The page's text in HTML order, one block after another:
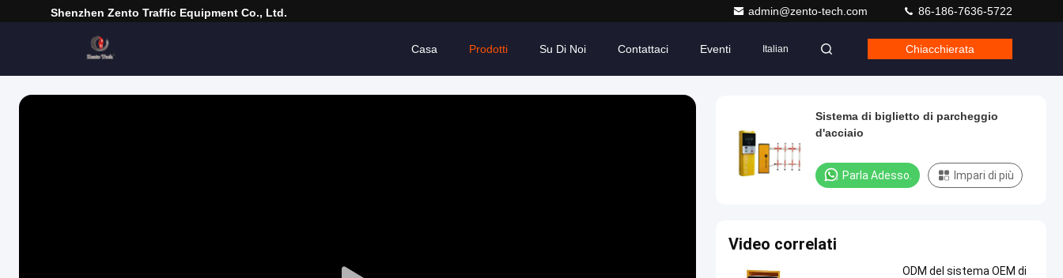
Shenzhen Zento Traffic Equipment Co., Ltd. admin@zento-tech.com 86-186-7636-5722
Casa Prodotti Su Di Noi Contattaci Eventi Italian Chiacchierata
Sistema di biglietto di parcheggio
d'acciaio
Parla Adesso. Impari di più
Video correlati
ODM del sistema OEM di